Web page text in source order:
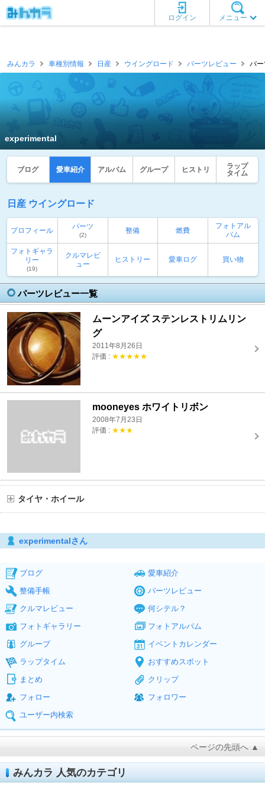
メニュー
ログイン
みんカラ 車種別情報 日産 ウイングロード パーツレビュー パ
experimental
ブログ 愛車紹介 アルバム グループ ヒストリ
ラップ
タイム
日産 ウイングロード
プロフィール パーツ
(2)
整備 燃費
フォトアル
バム
フォトギャラ
リー
(19)
クルマレビ
ュー
ヒストリー 愛車ログ 買い物
パーツレビュー一覧
ムーンアイズ ステンレストリムリン
グ
2011年8月26日
評価 : ★★★★★
mooneyes ホワイトリボン
2008年7月23日
評価 : ★★★
タイヤ・ホイール
experimentalさん
ブログ
愛車紹介
整備手帳
パーツレビュー
クルマレビュー
何シテル？
フォトギャラリー
フォトアルバム
グループ
イベントカレンダー
ラップタイム
おすすめスポット
まとめ
クリップ
フォロー
フォロワー
ユーザー内検索
ページの先頭へ ▲
みんカラ 人気のカテゴリ